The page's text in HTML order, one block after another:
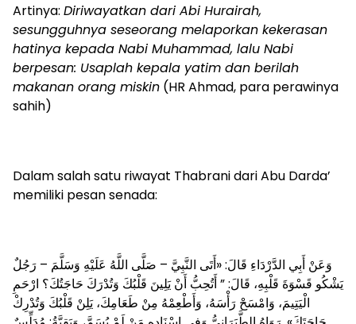
Artinya: Diriwayatkan dari Abi Hurairah,
sesungguhnya seseorang melaporkan kekerasan
hatinya kepada Nabi Muhammad, lalu Nabi
berpesan: Usaplah kepala yatim dan berilah
makanan orang miskin (HR Ahmad, para perawinya
sahih)
Dalam salah satu riwayat Thabrani dari Abu Darda’
memiliki pesan senada:
وَعَنْ أَبِي الدَّرْدَاءِ قَالَ: «أَتَى النَّبِيَّ – صَلَّى اللَّهُ عَلَيْهِ وَسَلَّمَ – رَجُلٌ
يَشْكُو قَسْوَةَ قَلْبِهِ، قَالَ: ” أَتُحِبُّ أَنْ يَلِينَ قَلْبُكَ وَتُدْرَكَ حَاجَتُكَ؟ ارْحَمِ
الْيَتِيمَ، وَامْسَحْ رَأْسَهُ، وَأَطْعِمْهُ مِنْ طَعَامِكَ، يَلِنْ قَلْبُكَ وَتُدْرِكْ